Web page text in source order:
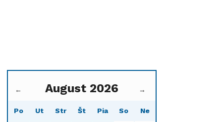
← August 2026 →
Po Ut Str Št Pia So Ne